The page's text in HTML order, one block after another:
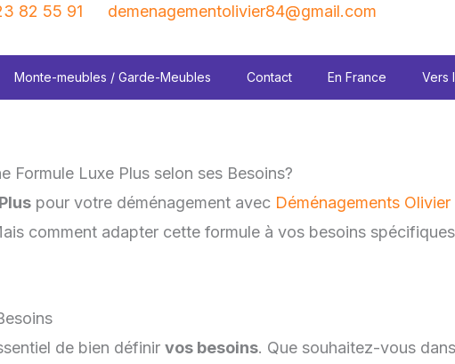
82 55 91 demenagementolivier84@gmail.com
Monte-meubles / Garde-Meubles Contact En France Vers
Formule Luxe Plus selon ses Besoins?
pour votre déménagement avec Déménagements Olivier
comment adapter cette formule à vos besoins
de bien définir vos besoins. Que souhaitez-vous